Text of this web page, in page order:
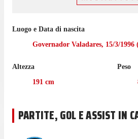
mantenuto la porta inviolata in questa
Jori ha giocato 6 partite di Mineiro 1
inviolata.
collezionato 8 presenze in campionato.
Luogo e Data di nascita
Governador Valadares, 15/3/1996
Altezza
191 cm
Peso
PARTITE, GOL E ASSIST IN